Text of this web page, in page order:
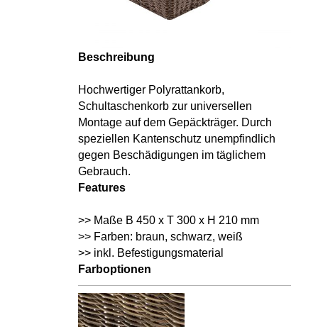
Beschreibung
Hochwertiger Polyrattankorb,
Schultaschenkorb zur universellen
Montage auf dem Gepäckträger. Durch
speziellen Kantenschutz unempfindlich
gegen Beschädigungen im täglichem
Gebrauch.
Features
>> Maße B 450 x T 300 x H 210 mm
>> Farben: braun, schwarz, weiß
>> inkl. Befestigungsmaterial
Farboptionen